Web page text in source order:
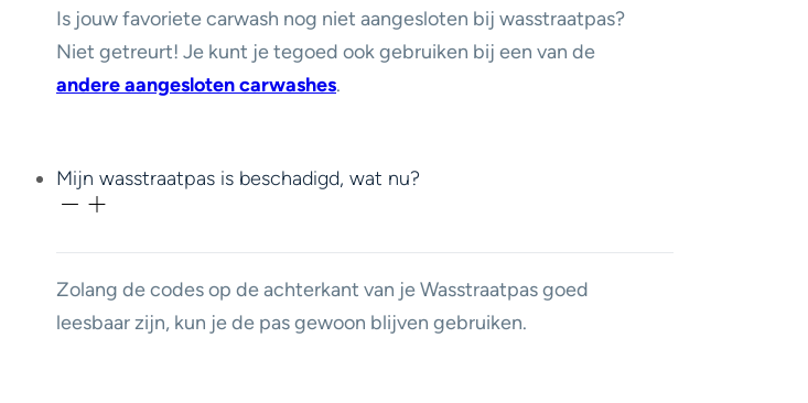
Is jouw favoriete carwash nog niet aangesloten bij wasstraatpas?
Niet getreurt! Je kunt je tegoed ook gebruiken bij een van de
andere aangesloten carwashes.
Mijn wasstraatpas is beschadigd, wat nu?
Zolang de codes op de achterkant van je Wasstraatpas goed
leesbaar zijn, kun je de pas gewoon blijven gebruiken.